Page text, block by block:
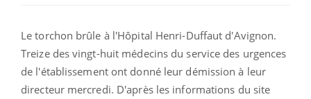
Le torchon brûle à l'Hôpital Henri-Duffaut d'Avignon.
Treize des vingt-huit médecins du service des urgences
de l'établissement ont donné leur démission à leur
directeur mercredi. D'après les informations du site